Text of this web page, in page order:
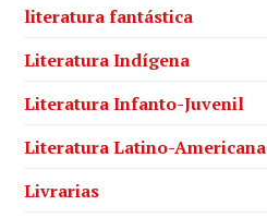
literatura fantástica
Literatura Indígena
Literatura Infanto-Juvenil
Literatura Latino-Americana
Livrarias